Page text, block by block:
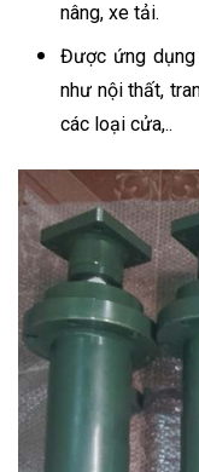
nâng, xe tải.
Được ứng
như nội thất,
các loại cửa,..